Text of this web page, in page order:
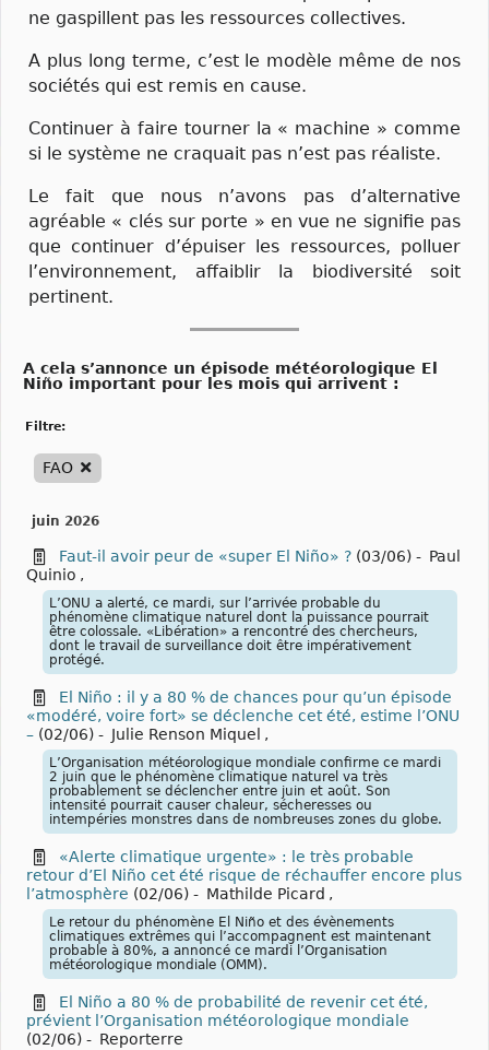
ne gaspillent pas les ressources collectives.
A plus long terme, c’est le modèle même de nos
sociétés qui est remis en cause.
Continuer à faire tourner la « machine » comme
si le système ne craquait pas n’est pas réaliste.
Le fait que nous n’avons pas d’alternative
agréable « clés sur porte » en vue ne signifie pas
que continuer d’épuiser les ressources, polluer
l’environnement, affaiblir la biodiversité soit
pertinent.
A cela s’annonce un épisode météorologique El
Niño important pour les mois qui arrivent :
filtre:
FAO
juin 2026
Faut-il avoir peur de «super El Niño» ? (03/06) - Paul
Quinio ,
L’ONU a alerté, ce mardi, sur l’arrivée probable du
phénomène climatique naturel dont la puissance pourrait
être colossale. «Libération» a rencontré des chercheurs,
dont le travail de surveillance doit être impérativement
protégé.
El Niño : il y a 80 % de chances pour qu’un épisode
«modéré, voire fort» se déclenche cet été, estime l’ONU
– (02/06) - Julie Renson Miquel ,
L’Organisation météorologique mondiale confirme ce mardi
2 juin que le phénomène climatique naturel va très
probablement se déclencher entre juin et août. Son
intensité pourrait causer chaleur, sécheresses ou
intempéries monstres dans de nombreuses zones du globe.
«Alerte climatique urgente» : le très probable
retour d’El Niño cet été risque de réchauffer encore plus
l’atmosphère (02/06) - Mathilde Picard ,
Le retour du phénomène El Niño et des évènements
climatiques extrêmes qui l’accompagnent est maintenant
probable à 80%, a annoncé ce mardi l’Organisation
météorologique mondiale (OMM).
El Niño a 80 % de probabilité de revenir cet été,
prévient l’Organisation météorologique mondiale
(02/06) - Reporterre